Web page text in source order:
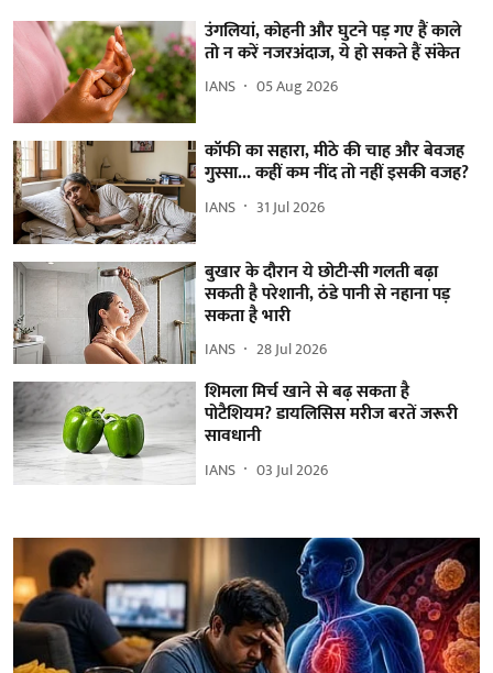
उंगलियां, कोहनी और घुटने पड़ गए हैं काले
तो न करें नजरअंदाज, ये हो सकते हैं संकेत
IANS 05 Aug 2026
कॉफी का सहारा, मीठे की चाह और बेवजह
गुस्सा... कहीं कम नींद तो नहीं इसकी वजह?
IANS 31 Jul 2026
बुखार के दौरान ये छोटी-सी गलती बढ़ा
सकती है परेशानी, ठंडे पानी से नहाना पड़
सकता है भारी
IANS 28 Jul 2026
शिमला मिर्च खाने से बढ़ सकता है
पोटैशियम? डायलिसिस मरीज बरतें जरूरी
सावधानी
IANS 03 Jul 2026